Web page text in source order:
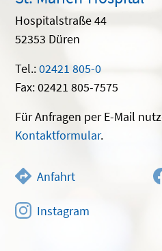
Hospitalstraße 44
52353 Düren
Tel.:02421 805-0
Fax: 02421 805-7575
Für Anfragen per E-Mail
Kontaktformular.
Anfahrt
Instagram